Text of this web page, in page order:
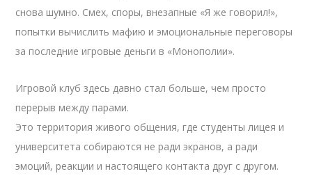
снова шумно. Смех, споры, внезапные «Я же говорил!»,
попытки вычислить мафию и эмоциональные переговоры
за последние игровые деньги в «Монополии».
Игровой клуб здесь давно стал больше, чем просто
перерыв между парами.
Это территория живого общения, где студенты лицея и
университета собираются не ради экранов, а ради
эмоций, реакции и настоящего контакта друг с другом.